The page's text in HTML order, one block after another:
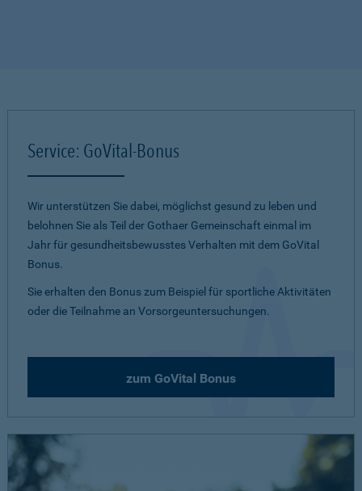
Service: GoVital-Bonus
Wir unterstützen Sie dabei, möglichst gesund zu leben und
belohnen Sie als Teil der Gothaer Gemeinschaft einmal im
Jahr für gesundheitsbewusstes Verhalten mit dem GoVital
Bonus.
Sie erhalten den Bonus zum Beispiel für sportliche Aktivitäten
oder die Teilnahme an Vorsorgeuntersuchungen.
zum GoVital Bonus